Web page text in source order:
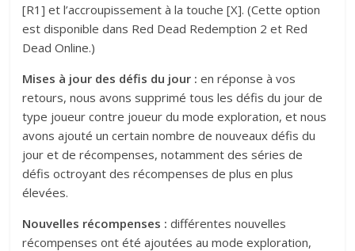
[R1] et l’accroupissement à la touche [X]. (Cette option
est disponible dans Red Dead Redemption 2 et Red
Dead Online.)
Mises à jour des défis du jour : en réponse à vos
retours, nous avons supprimé tous les défis du jour de
type joueur contre joueur du mode exploration, et nous
avons ajouté un certain nombre de nouveaux défis du
jour et de récompenses, notamment des séries de
défis octroyant des récompenses de plus en plus
élevées.
Nouvelles récompenses : différentes nouvelles
récompenses ont été ajoutées au mode exploration,